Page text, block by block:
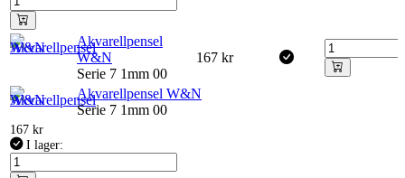
Akvarellpensel
W&N
Serie 7 1mm 00
167 kr
Akvarellpensel W&N
Serie 7 1mm 00
167 kr
I lager: